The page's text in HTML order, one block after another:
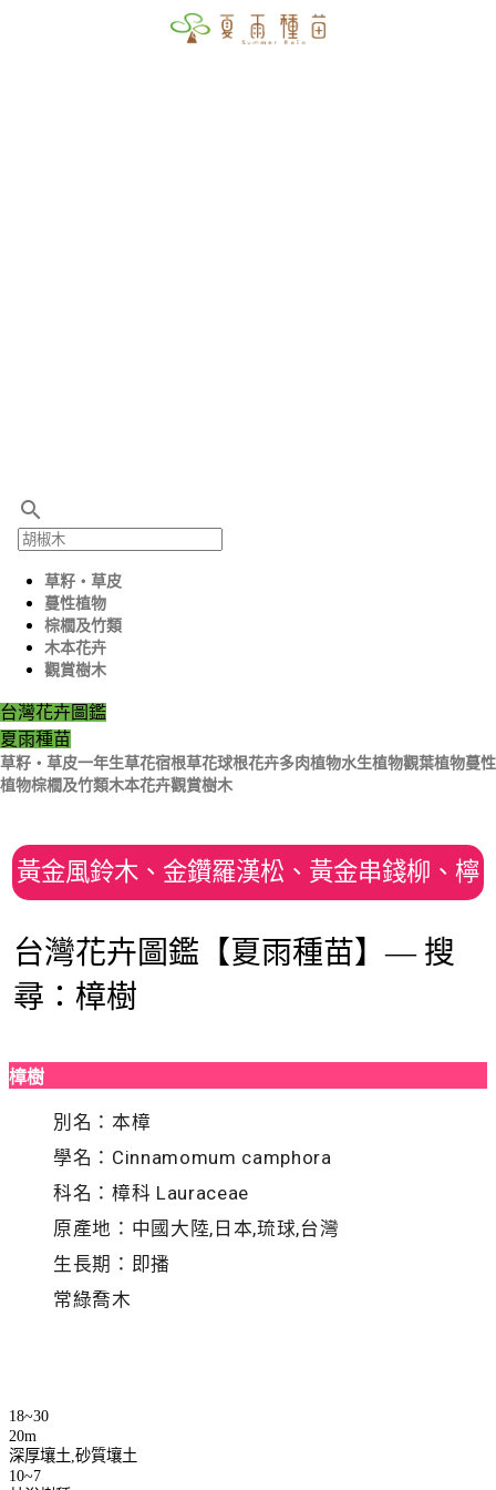
search
草籽‧草皮
蔓性植物
棕櫚及竹類
木本花卉
觀賞樹木
台灣花卉圖鑑
夏雨種苗
草籽‧草皮一年生草花宿根草花球根花卉多肉植物水生植物觀葉植物蔓性
植物棕櫚及竹類木本花卉觀賞樹木
黃金風鈴木、金鑽羅漢松、黃金串錢柳、檸
台灣花卉圖鑑【夏雨種苗】— 搜
尋：樟樹
樟樹
別名：本樟
學名：Cinnamomum camphora
科名：樟科 Lauraceae
原產地：中國大陸,日本,琉球,台灣
生長期：即播
常綠喬木
18~30
20m
深厚壤土,砂質壤土
10~7